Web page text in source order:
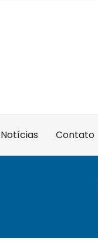
Notícias Contato